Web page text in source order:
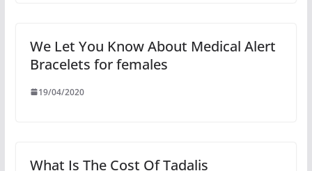
We Let You Know About Medical Alert
Bracelets for females
19/04/2020
What Is The Cost Of Tadalis